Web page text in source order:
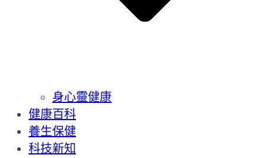
身心靈健康
健康百科
養生保健
科技新知